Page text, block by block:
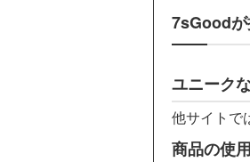
7sGood
ユニーク
他サイトで
商品の使